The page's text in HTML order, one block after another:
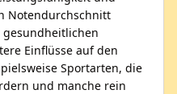
Notendurchschnitt
Einflüsse auf den
Sportarten, die
und manche rein